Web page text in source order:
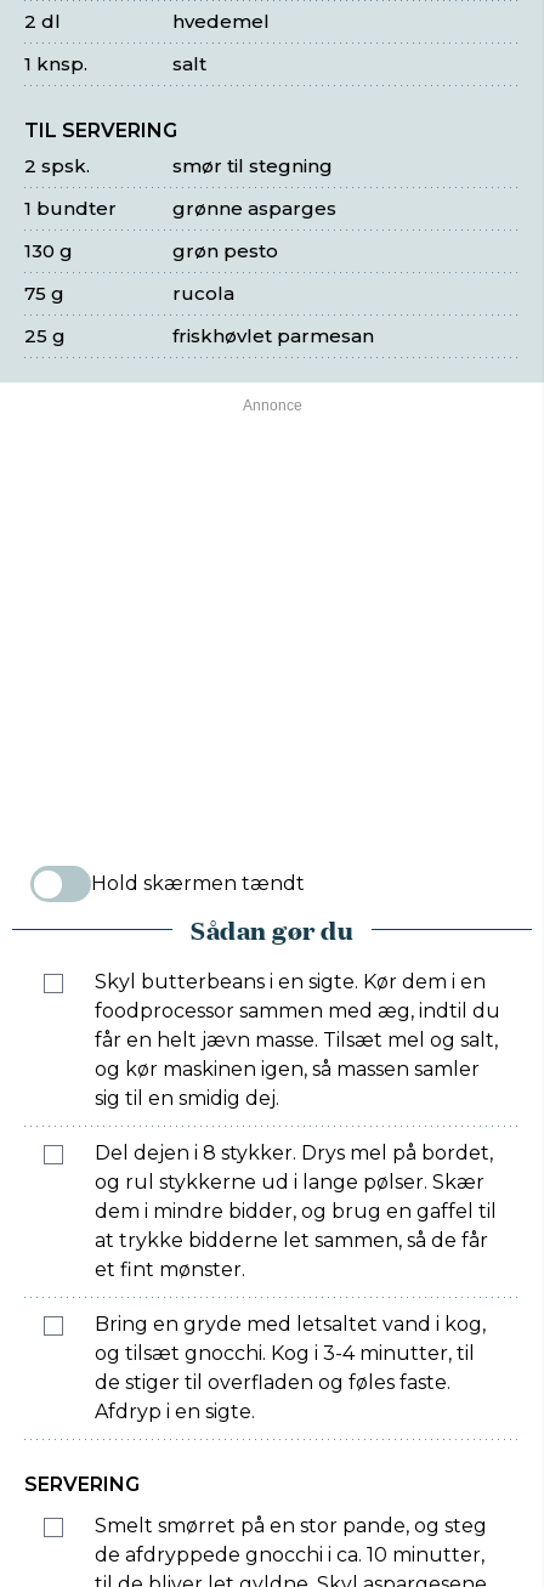
hvedemel
2 dl
salt
1 knsp.
TIL SERVERING
smør til stegning
2 spsk.
grønne asparges
1 bundter
grøn pesto
130 g
rucola
75 g
friskhøvlet parmesan
25 g
Hold skærmen tændt
Sådan gør du
Skyl butterbeans i en sigte. Kør dem i en
foodprocessor sammen med æg, indtil du
får en helt jævn masse. Tilsæt mel og salt,
og kør maskinen igen, så massen samler
sig til en smidig dej.
Del dejen i 8 stykker. Drys mel på bordet,
og rul stykkerne ud i lange pølser. Skær
dem i mindre bidder, og brug en gaffel til
at trykke bidderne let sammen, så de får
et fint mønster.
Bring en gryde med letsaltet vand i kog,
og tilsæt gnocchi. Kog i 3-4 minutter, til
de stiger til overfladen og føles faste.
Afdryp i en sigte.
SERVERING
Smelt smørret på en stor pande, og steg
de afdryppede gnocchi i ca. 10 minutter,